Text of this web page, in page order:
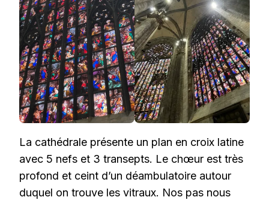
La cathédrale présente un plan en croix latine
avec 5 nefs et 3 transepts. Le chœur est très
profond et ceint d’un déambulatoire autour
duquel on trouve les vitraux. Nos pas nous